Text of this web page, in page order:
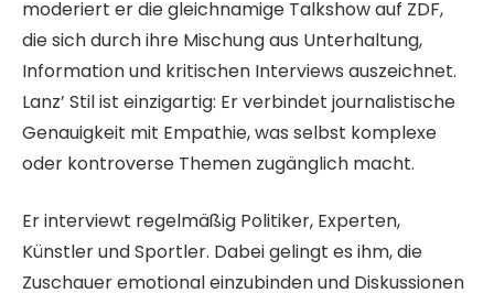
moderiert er die gleichnamige Talkshow auf ZDF,
die sich durch ihre Mischung aus Unterhaltung,
Information und kritischen Interviews auszeichnet.
Lanz’ Stil ist einzigartig: Er verbindet journalistische
Genauigkeit mit Empathie, was selbst komplexe
oder kontroverse Themen zugänglich macht.
Er interviewt regelmäßig Politiker, Experten,
Künstler und Sportler. Dabei gelingt es ihm, die
Zuschauer emotional einzubinden und Diskussionen